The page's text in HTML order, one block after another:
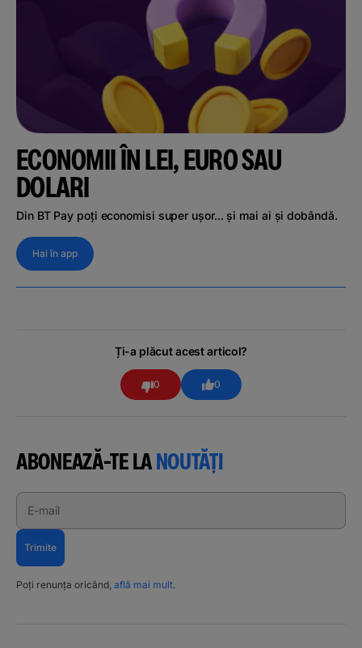
ECONOMII ÎN LEI, EURO SAU
DOLARI
Din BT Pay poți economisi super ușor... și mai ai și dobândă.
Hai în app
Ți-a plăcut acest articol?
0 0
ABONEAZĂ-TE LANOUTĂȚI
E-mail
Trimite
Poți renunța oricând, află mai mult.